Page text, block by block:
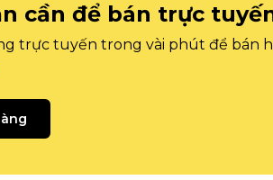
cần để bán trực
trực tuyến trong vài phút để bán